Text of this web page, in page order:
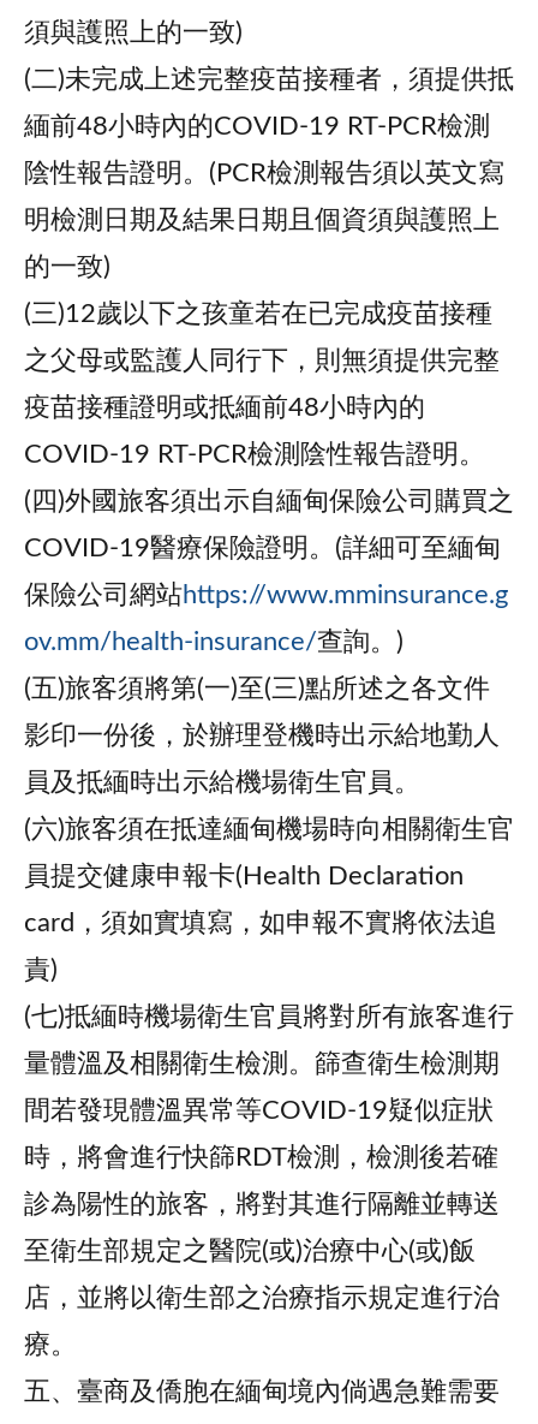
須與護照上的一致)
(二)未完成上述完整疫苗接種者，須提供抵
緬前48小時內的COVID-19 RT-PCR檢測
陰性報告證明。(PCR檢測報告須以英文寫
明檢測日期及結果日期且個資須與護照上
的一致)
(三)12歲以下之孩童若在已完成疫苗接種
之父母或監護人同行下，則無須提供完整
疫苗接種證明或抵緬前48小時內的
COVID-19 RT-PCR檢測陰性報告證明。
(四)外國旅客須出示自緬甸保險公司購買之
COVID-19醫療保險證明。(詳細可至緬甸
保險公司網站https://www.mminsurance.g
ov.mm/health-insurance/查詢。)
(五)旅客須將第(一)至(三)點所述之各文件
影印一份後，於辦理登機時出示給地勤人
員及抵緬時出示給機場衛生官員。
(六)旅客須在抵達緬甸機場時向相關衛生官
員提交健康申報卡(Health Declaration
card，須如實填寫，如申報不實將依法追
責)
(七)抵緬時機場衛生官員將對所有旅客進行
量體溫及相關衛生檢測。篩查衛生檢測期
間若發現體溫異常等COVID-19疑似症狀
時，將會進行快篩RDT檢測，檢測後若確
診為陽性的旅客，將對其進行隔離並轉送
至衛生部規定之醫院(或)治療中心(或)飯
店，並將以衛生部之治療指示規定進行治
療。
五、臺商及僑胞在緬甸境內倘遇急難需要